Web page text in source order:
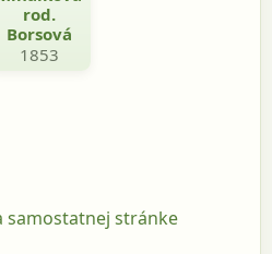
rod.
Borsová
1853
stránke